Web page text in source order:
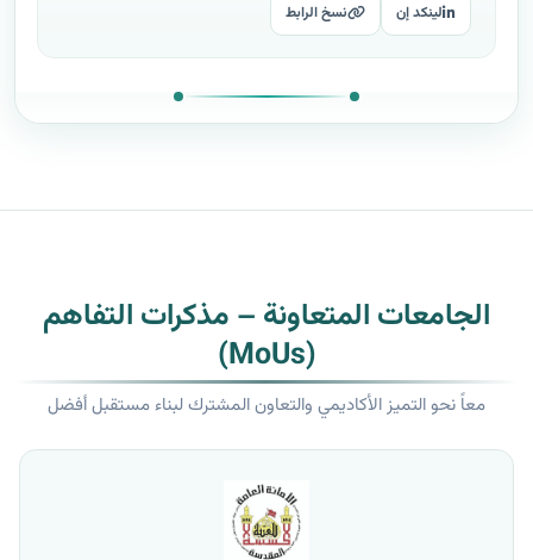
لينكد إن نسخ الرابط
الجامعات المتعاونة – مذكرات التفاهم
(MoUs)
معاً نحو التميز الأكاديمي والتعاون المشترك لبناء مستقبل أفضل